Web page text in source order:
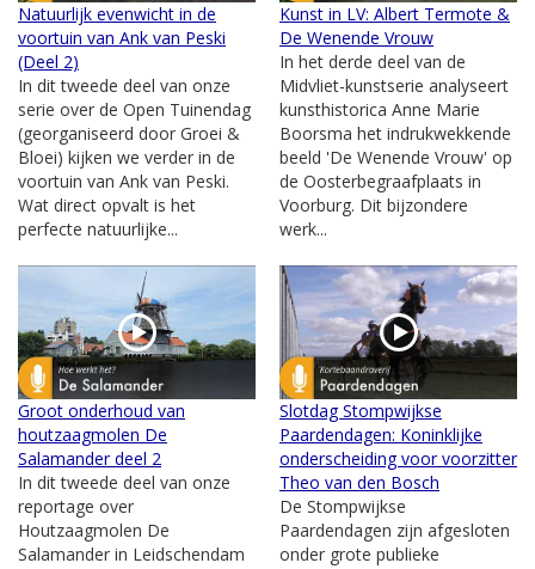
Natuurlijk evenwicht in de
voortuin van Ank van Peski
(Deel 2)
In dit tweede deel van onze
serie over de Open Tuinendag
(georganiseerd door Groei &
Bloei) kijken we verder in de
voortuin van Ank van Peski.
Wat direct opvalt is het
perfecte natuurlijke...
Kunst in LV: Albert Termote &
De Wenende Vrouw
In het derde deel van de
Midvliet-kunstserie analyseert
kunsthistorica Anne Marie
Boorsma het indrukwekkende
beeld 'De Wenende Vrouw' op
de Oosterbegraafplaats in
Voorburg. Dit bijzondere
werk...
Groot onderhoud van
houtzaagmolen De
Salamander deel 2
In dit tweede deel van onze
reportage over
Houtzaagmolen De
Salamander in Leidschendam
Slotdag Stompwijkse
Paardendagen: Koninklijke
onderscheiding voor voorzitter
Theo van den Bosch
De Stompwijkse
Paardendagen zijn afgesloten
onder grote publieke